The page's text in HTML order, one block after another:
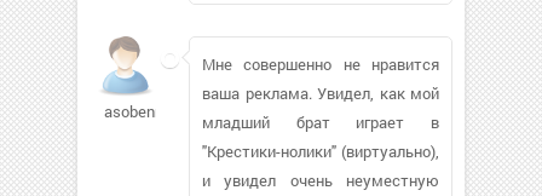
asobennaja
Мне совершенно не нравится
ваша реклама. Увидел, как мой
младший брат играет в
"Крестики-нолики" (виртуально),
и увидел очень неуместную